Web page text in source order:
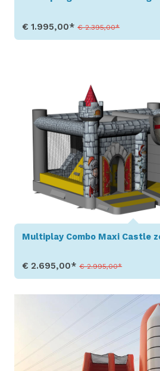
€ 1.995,00*€ 2.395,00*
Multiplay Combo Maxi Castle
€ 2.695,00*€ 2.995,00*
Toon details